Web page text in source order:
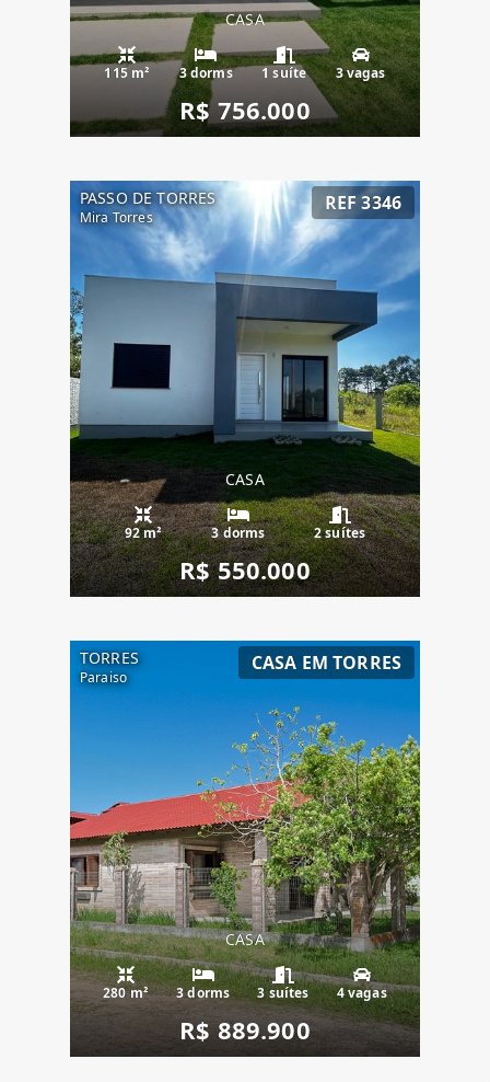
CASA
115 m² 3 dorms 1 suíte 3 vagas
R$ 756.000
PASSO DE TORRES
Mira Torres
REF 3346
CASA
92 m² 3 dorms 2 suítes
R$ 550.000
TORRES
Paraiso
CASA EM TORRES
CASA
280 m² 3 dorms 3 suítes 4 vagas
R$ 889.900